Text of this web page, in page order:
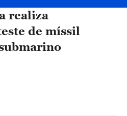
realiza
de míssil